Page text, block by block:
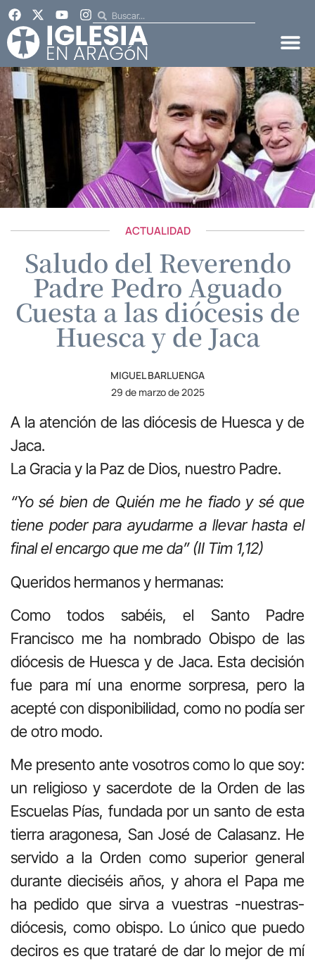
ACTUALIDAD
Saludo del Reverendo
Padre Pedro Aguado
Cuesta a las diócesis de
Huesca y de Jaca
MIGUEL BARLUENGA
29 de marzo de 2025
A la atención de las diócesis de Huesca y de
Jaca.
La Gracia y la Paz de Dios, nuestro Padre.
“Yo sé bien de Quién me he fiado y sé que
tiene poder para ayudarme a llevar hasta el
final el encargo que me da” (II Tim 1,12)
Queridos hermanos y hermanas:
Como todos sabéis, el Santo Padre
Francisco me ha nombrado Obispo de las
diócesis de Huesca y de Jaca. Esta decisión
fue para mí una enorme sorpresa, pero la
acepté con disponibilidad, como no podía ser
de otro modo.
Me presento ante vosotros como lo que soy:
un religioso y sacerdote de la Orden de las
Escuelas Pías, fundada por un santo de esta
tierra aragonesa, San José de Calasanz. He
servido a la Orden como superior general
durante dieciséis años, y ahora el Papa me
ha pedido que sirva a vuestras -nuestras-
diócesis, como obispo. Lo único que puedo
deciros es que trataré de dar lo mejor de mí